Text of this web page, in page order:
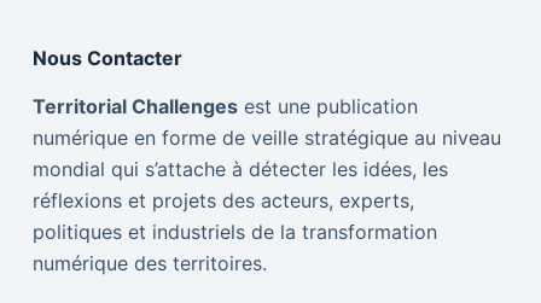
Nous Contacter
Territorial Challengesest une publication
numérique en forme de veille stratégique au niveau
mondial qui s’attache à détecter les idées, les
réflexions et projets des acteurs, experts,
politiques et industriels de la transformation
numérique des territoires.